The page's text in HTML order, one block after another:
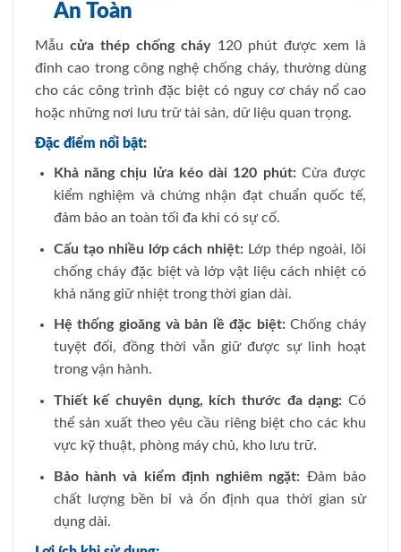
An Toàn
Mẫucửa thép chống cháy120 phút được xem là
đỉnh cao trong công nghệ chống cháy, thường dùng
cho các công trình đặc biệt có nguy cơ cháy nổ cao
hoặc những nơi lưu trữ tài sản, dữ liệu quan trọng.
Đặc điểm nổi bật:
Khả năng chịu lửa kéo dài 120 phút:Cửa được
kiểm nghiệm và chứng nhận đạt chuẩn quốc tế,
đảm bảo an toàn tối đa khi có sự cố.
Cấu tạo nhiều lớp cách nhiệt: Lớp thép ngoài, lõi
chống cháy đặc biệt và lớp vật liệu cách nhiệt có
khả năng giữ nhiệt trong thời gian dài.
Hệ thống gioăng và bản lề đặc biệt:Chống cháy
tuyệt đối, đồng thời vẫn giữ được sự linh hoạt
trong vận hành.
Thiết kế chuyên dụng, kích thước đa dạng: Có
thể sản xuất theo yêu cầu riêng biệt cho các khu
vực kỹ thuật, phòng máy chủ, kho lưu trữ.
Bảo hành và kiểm định nghiêm ngặt: Đảm bảo
chất lượng bền bỉ và ổn định qua thời gian sử
dụng dài.